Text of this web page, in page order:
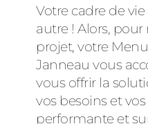
Votre cadre de
autre ! Alors,
projet, votre
Janneau vous
vous offrir la
vos besoins et
performante et